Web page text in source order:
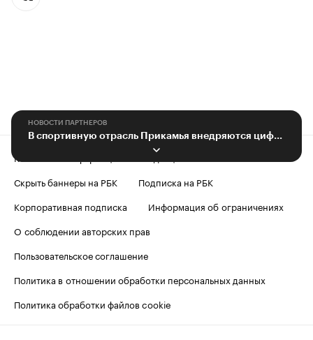
НОВОСТИ ПАРТНЕРОВ
Контактная информация
Редакция
Скрыть баннеры на РБК
Подписка на РБК
Корпоративная подписка
Информация об ограничениях
О соблюдении авторских прав
Пользовательское соглашение
Политика в отношении обработки персональных данных
Политика обработки файлов cookie